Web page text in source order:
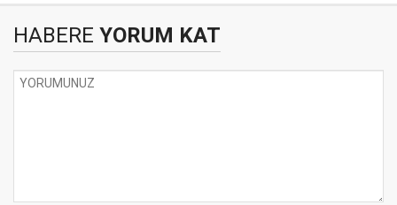
HABERE YORUM KAT